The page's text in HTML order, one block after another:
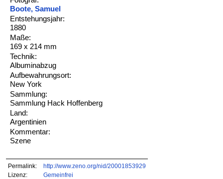
Boote, Samuel
Entstehungsjahr:
1880
Maße:
169 x 214 mm
Technik:
Albuminabzug
Aufbewahrungsort:
New York
Sammlung:
Sammlung Hack Hoffenberg
Land:
Argentinien
Kommentar:
Szene
Permalink:
http://www.zeno.org/nid/20001853929
Lizenz:
Gemeinfrei